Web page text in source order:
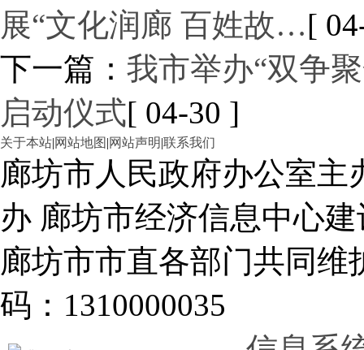
展“文化润廊 百姓故…[
下一篇： 我市举办“双争
启动仪式[ 04-30 ]
关于本站|网站地图 |网站声明|联系我们
廊坊市人民政府办公室
办 廊坊市经济信息中心建
廊坊市市直各部门共同
码：1310000035